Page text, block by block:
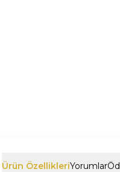
Ürün ÖzellikleriYorumlar